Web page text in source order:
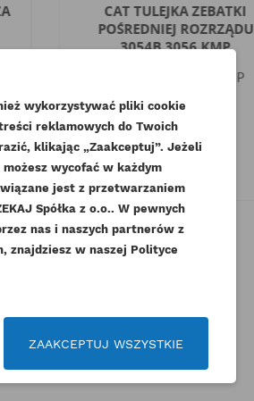
CAT TULEJKA ZEBATKI
POŚREDNIEJ ROZRZĄDU
3054B 3056 KMP
067-6899-KMP
Dostępny
60,27 złBrutto
49,00 zł
wykorzystywać pliki cookie
reklamowych do Twoich
klikając „Zaakceptuj”. Jeżeli
wycofać w każdym
jest z przetwarzaniem
Spółka z o.o.. W pewnych
nas i naszych partnerów z
znajdziesz w naszej Polityce
ZAAKCEPTUJ WSZYSTKIE